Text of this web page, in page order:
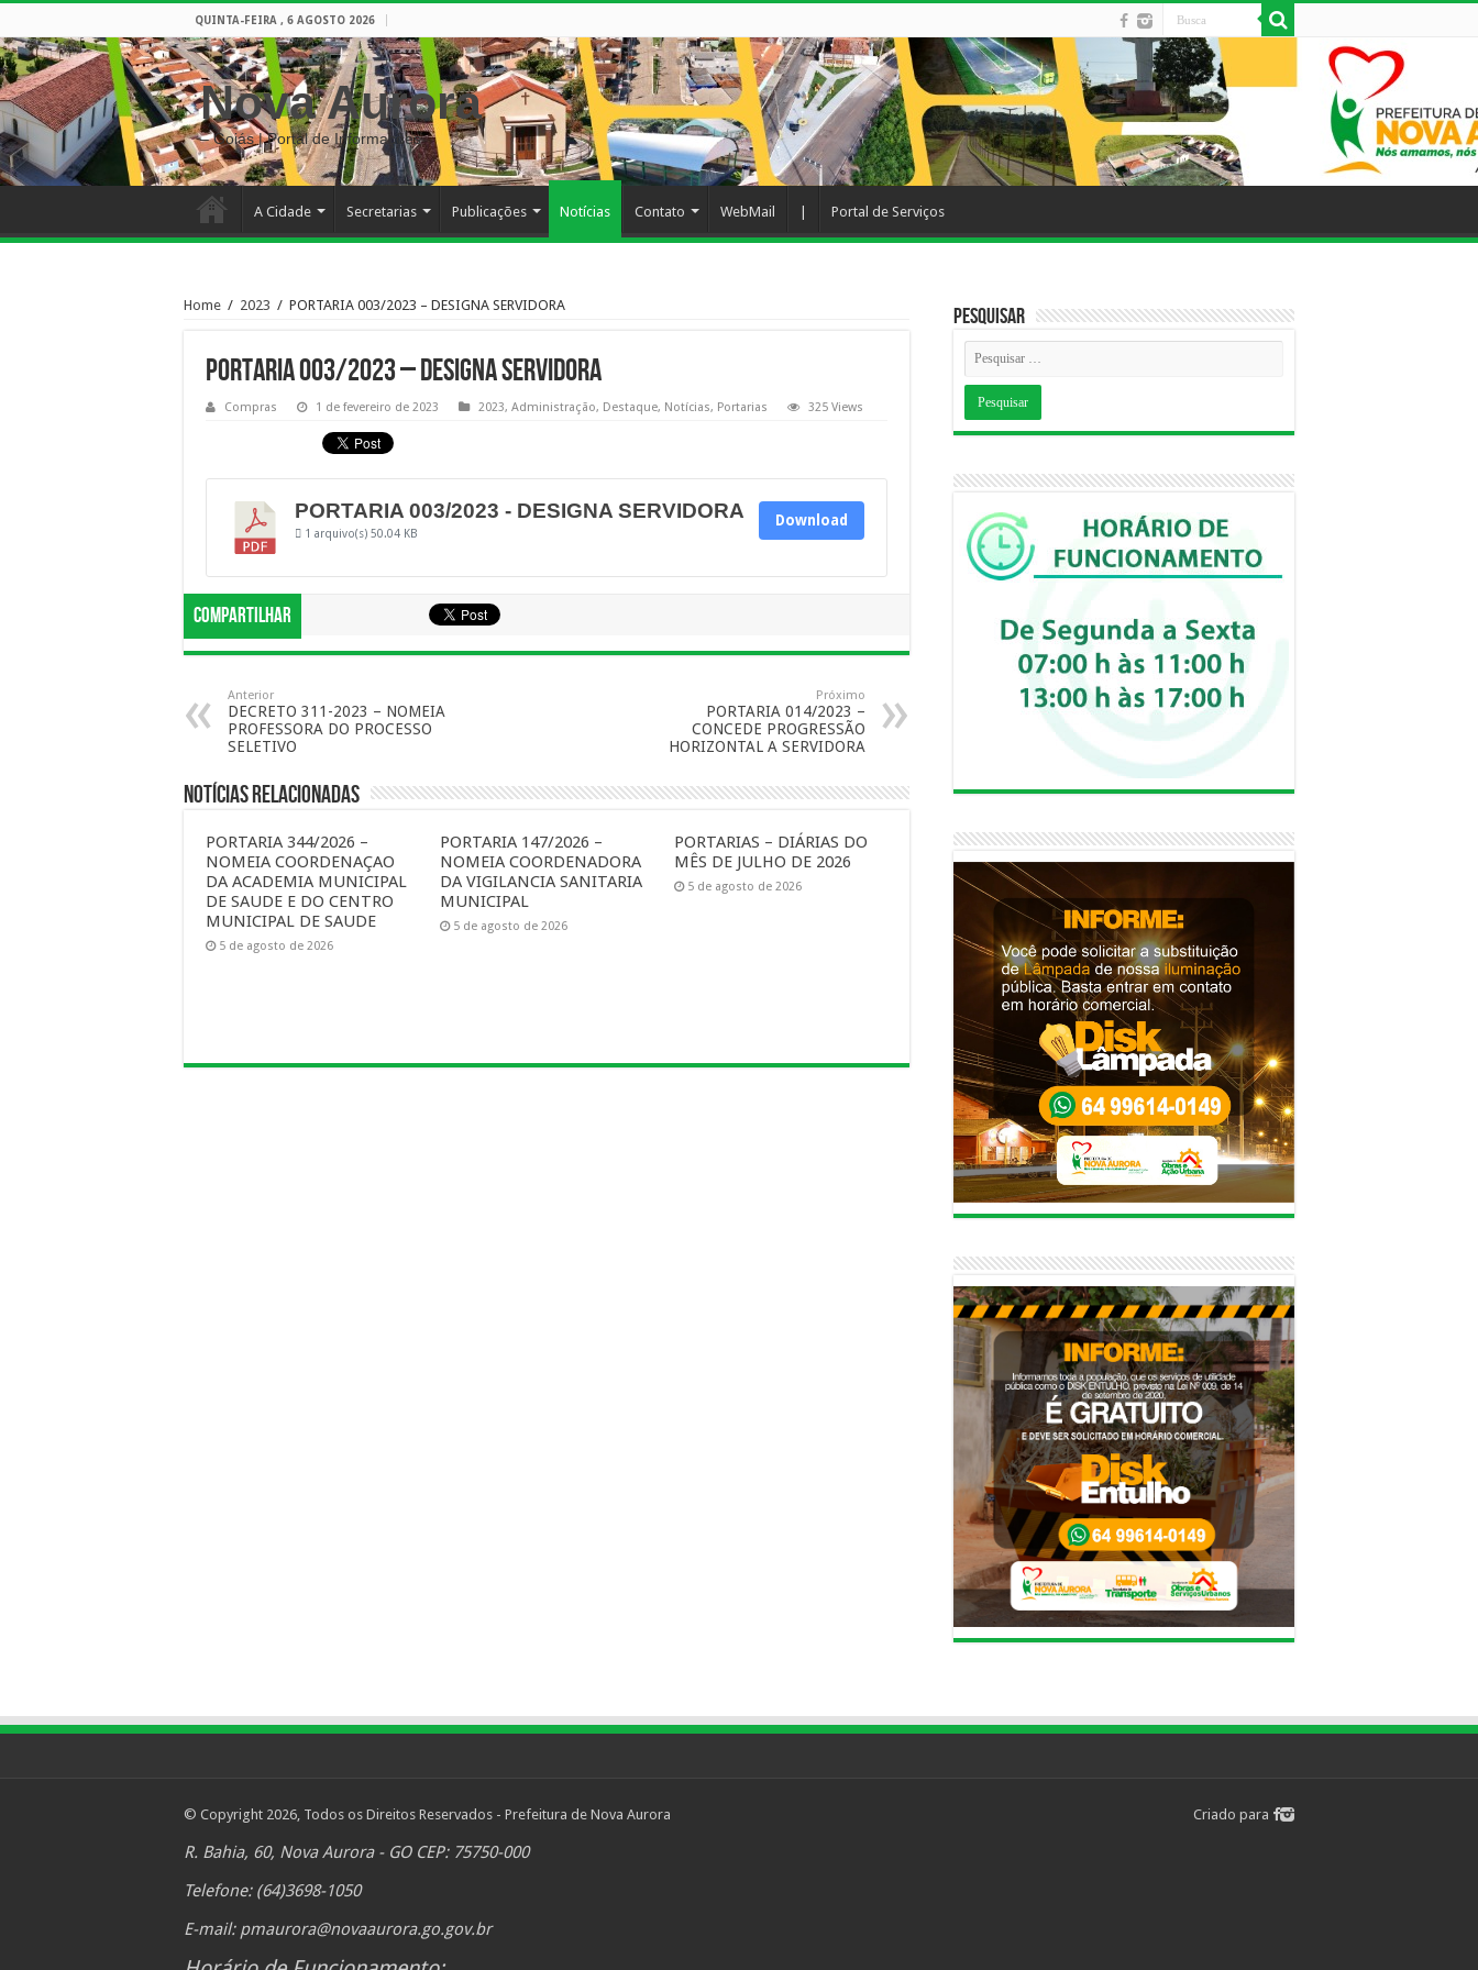
QUINTA-FEIRA , 6 AGOSTO 2026
Nova Aurora
– Goiás | Portal de Informações
A Cidade Secretarias Publicações Notícias Contato WebMail Portal de Serviços
Home / 2023 / PORTARIA 003/2023 – DESIGNA SERVIDORA
PORTARIA 003/2023 – DESIGNA SERVIDORA
Compras 1 de fevereiro de 2023 2023, Administração, Destaque, Notícias, Portarias 325 Views
PORTARIA 003/2023 - DESIGNA SERVIDORA
1 arquivo(s) 50.04 KB
Download
Compartilhar
Anterior
DECRETO 311-2023 – NOMEIA
PROFESSORA DO PROCESSO
SELETIVO
Próximo
PORTARIA 014/2023 –
CONCEDE PROGRESSÃO
HORIZONTAL A SERVIDORA
Notícias Relacionadas
PORTARIA 344/2026 –
NOMEIA COORDENAÇAO
DA ACADEMIA MUNICIPAL
DE SAUDE E DO CENTRO
MUNICIPAL DE SAUDE
5 de agosto de 2026
PORTARIA 147/2026 –
NOMEIA COORDENADORA
DA VIGILANCIA SANITARIA
MUNICIPAL
5 de agosto de 2026
PORTARIAS – DIÁRIAS DO
MÊS DE JULHO DE 2026
5 de agosto de 2026
Pesquisar
Criado para
© Copyright 2026, Todos os Direitos Reservados - Prefeitura de Nova Aurora
R. Bahia, 60, Nova Aurora - GO CEP: 75750-000
Telefone: (64)3698-1050
E-mail: pmaurora@novaaurora.go.gov.br